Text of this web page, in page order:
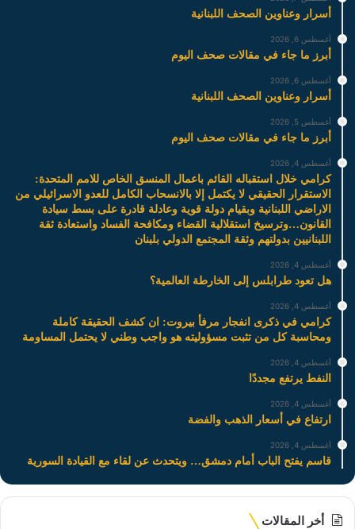
أسرار وعناوين الصحف اللبنانية
أغسطس 6, 2026
أبرز ما جاء في مقالات صحف اليوم
أغسطس 6, 2026
أسرار وعناوين الصحف اللبنانية
أغسطس 5, 2026
أبرز ما جاء في مقالات صحف اليوم
أغسطس 4, 2026
كرامي خلال استقباله القائم باعمال المنسق الخاص للامم المتحدة:
الاستقرار الحقيقي لا يكتمل إلا بالانسحاب الكامل للعدو الاسرائيلي من
الاراضي اللبنانية وبقيام دولة قوية وعادلة قادرة على بسط سيادة
القانون…وترسيخ استقلالية القضاء ومكافحة الفساد واستعادة ثقة
اللبنانيين بدولتهم وثقة المجتمع الدولي بلبنان
أغسطس 4, 2026
هل تعود طرابلس إلى الخارطة العالمية؟
أغسطس 4, 2026
كرامي في ذكرى انفجار مرفأ بيروت: ان كشف الحقيقة كاملة
ومحاسبة كل من تثبت مسؤوليته هو واجب وطني لا يحتمل المساومة
أغسطس 4, 2026
النفط يرتفع مجددًا
أغسطس 4, 2026
ارتفاع في أسعار الذهب والفضة
أغسطس 4, 2026
قاسم يفتح الباب أمام دمشق… ويتحدث عن لقاء مع القيادة السورية
أخر المقالات